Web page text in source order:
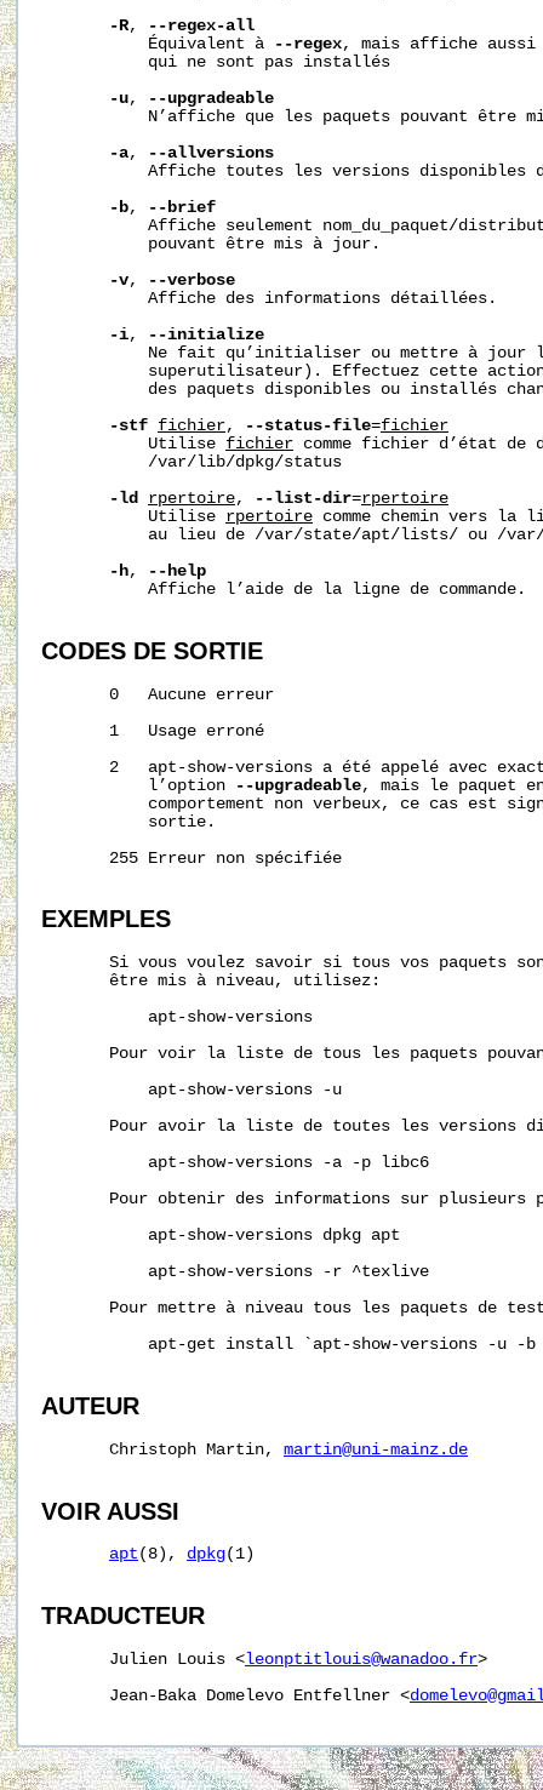
-R,
--regex-all
           Équivalent à
--regex, mais affiche aussi
           qui ne sont pas installés
-u,
--upgradeable
N’affiche que les paquets pouvant être
-a,
--allversions
Affiche toutes les versions disponibles
-b,
--brief
Affiche seulement nom_du_paquet/
           pouvant être mis à jour.
-v,
--verbose
           Affiche des informations détaillées.
-i,
--initialize
Ne fait qu’initialiser ou mettre à jour
superutilisateur). Effectuez cette
des paquets disponibles ou installés
-stf fichier, --status-file=fichier
           Utilise
fichier comme fichier d’état de
/var/lib/dpkg/status
-ld
rpertoire, --list-dir=rpertoire
           Utilise
rpertoire comme chemin vers
           au lieu de /var/state/apt/lists/ ou
/
-h,
--help
           Affiche l’aide de la ligne de commande.
CODES DE SORTIE
       0   Aucune erreur
       1   Usage erroné
2   apt-show-versions a été appelé avec
           l’option
--upgradeable, mais le paquet
comportement non verbeux, ce cas est
           sortie.
       255 Erreur non spécifiée
EXEMPLES
Si vous voulez savoir si tous vos paquets
       être mis à niveau, utilisez:
           apt-show-versions
Pour voir la liste de tous les paquets
           apt-show-versions -u
Pour avoir la liste de toutes les versions
           apt-show-versions -a -p libc6
Pour obtenir des informations sur plusieurs
           apt-show-versions dpkg apt
           apt-show-versions -r ^texlive
Pour mettre à niveau tous les paquets de
apt-get install `apt-show-versions -u -b
AUTEUR
       Christoph Martin,
martin@uni-mainz.de
VOIR AUSSI
apt (8), dpkg(1)
TRADUCTEUR
       Julien Louis <
leonptitlouis@wanadoo.fr>
       Jean-Baka Domelevo Entfellner <